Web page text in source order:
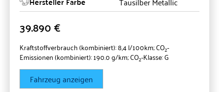
39.890 €
Kraftstoffverbrauch (kombiniert):8,4 l/100km;CO2-
Emissionen (kombiniert):190.0 g/km;CO2-Klasse:G
Fahrzeug anzeigen